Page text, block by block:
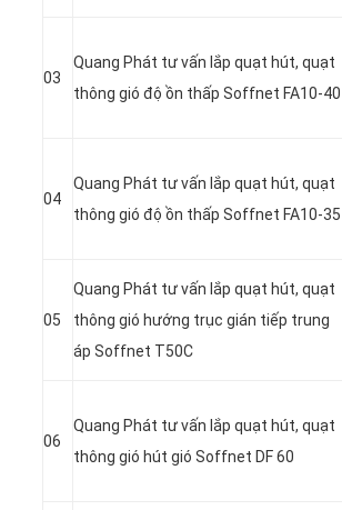
03
Quang Phát tư vấn lắp quạt hút, quạt
thông gió độ ồn thấp Soffnet FA10-40
04
Quang Phát tư vấn lắp quạt hút, quạt
thông gió độ ồn thấp Soffnet FA10-35
05
Quang Phát tư vấn lắp quạt hút, quạt
thông gió hướng trục gián tiếp trung
áp Soffnet T50C
06
Quang Phát tư vấn lắp quạt hút, quạt
thông gió hút gió Soffnet DF 60